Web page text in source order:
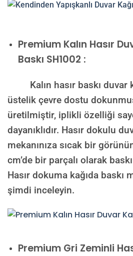
Premium Kalın Hasır
Baskı SH1002 :
Kalın hasır baskı duvar
üstelik çevre dostu
üretilmiştir, iplikli özelliği
dayanıklıdır. Hasır dokulu
mekanınıza sıcak bir
cm’de bir parçalı olarak
Hasır dokuma kağıda baskı
şimdi inceleyin.
Premium Gri Zeminli